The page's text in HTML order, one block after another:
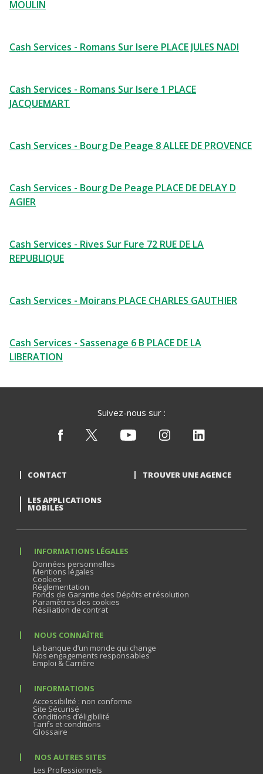
MOULIN
Cash Services - Romans Sur Isere PLACE JULES NADI
Cash Services - Romans Sur Isere 1 PLACE
JACQUEMART
Cash Services - Bourg De Peage 8 ALLEE DE PROVENCE
Cash Services - Bourg De Peage PLACE DE DELAY D
AGIER
Cash Services - Rives Sur Fure 72 RUE DE LA
REPUBLIQUE
Cash Services - Moirans PLACE CHARLES GAUTHIER
Cash Services - Sassenage 6 B PLACE DE LA
LIBERATION
Suivez-nous sur :
CONTACT TROUVER UNE AGENCE
LES APPLICATIONS
MOBILES
INFORMATIONS LÉGALES
Données personnelles
Mentions légales
Cookies
Réglementation
Fonds de Garantie des Dépôts et résolution
Paramètres des cookies
Résiliation de contrat
NOUS CONNAÎTRE
La banque d’un monde qui change
Nos engagements responsables
Emploi & Carrière
INFORMATIONS
Accessibilité : non conforme
Site Sécurisé
Conditions d’éligibilité
Tarifs et conditions
Glossaire
NOS AUTRES SITES
Les Professionnels